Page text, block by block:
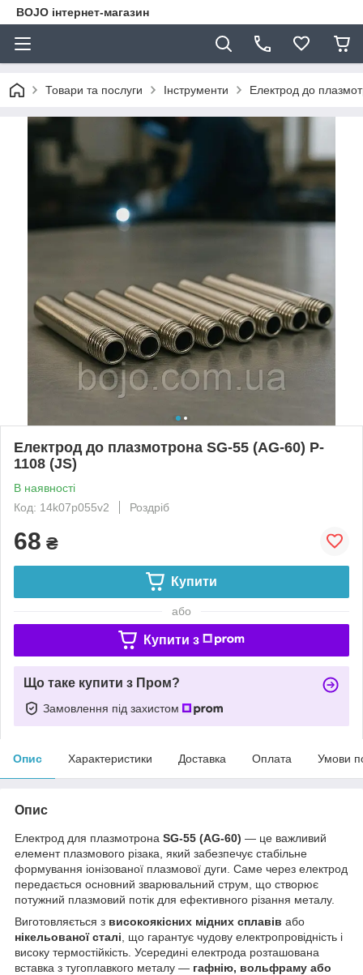
BOJO інтернет-магазин
Товари та послуги Інструменти Електрод до
Електрод до плазмотрона SG-55 (AG-60) P-
1108 (JS)
В наявності
Код: 14k07p055v2
Роздріб
68 ₴
Купити
або
Купити з
Що таке купити з Пром?
Замовлення під захистом
Опис Характеристики Доставка Оплата Умови
Опис
Електрод для плазмотрона SG-55 (AG-60) — це важливий
елемент плазмового різака, який забезпечує стабільне
формування іонізованої плазмової дуги. Саме через електрод
передається основний зварювальний струм, що створює
потужний плазмовий потік для ефективного різання металу.
Виготовляється з високоякісних мідних сплавів або
нікельованої сталі , що гарантує чудову електропровідність і
високу термостійкість. Усередині електрода розташована
вставка з тугоплавкого металу — гафнію, вольфраму або